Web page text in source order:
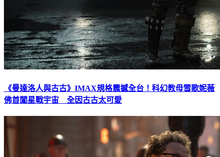
《曼達洛人與古古》IMAX規格震撼全台！科幻教母雪歌妮薇
佛首闖星戰宇宙 全因古古太可愛